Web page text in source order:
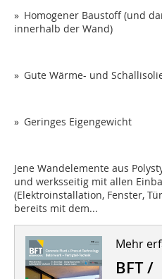
» Homogener Baustoff (und
innerhalb der Wand)
» Gute Wärme- und
» Geringes Eigengewicht
Jene Wandelemente aus
und werksseitig mit allen
(Elektroinstallation, Fenster,
bereits mit dem...
Mehr
BFT /